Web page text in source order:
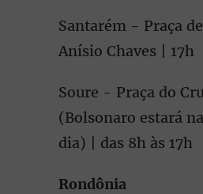
Santarém - Praça
Anísio Chaves | 17h
Soure - Praça do
(Bolsonaro estará
dia) | das 8h às 17h
Rondônia